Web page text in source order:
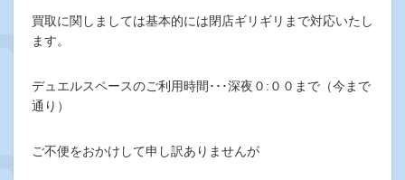
買取に関しましては基本的には閉店ギリギリまで対応いたし
ます。
デュエルスペースのご利用時間･･･深夜０:００まで（今まで
通り）
ご不便をおかけして申し訳ありませんが